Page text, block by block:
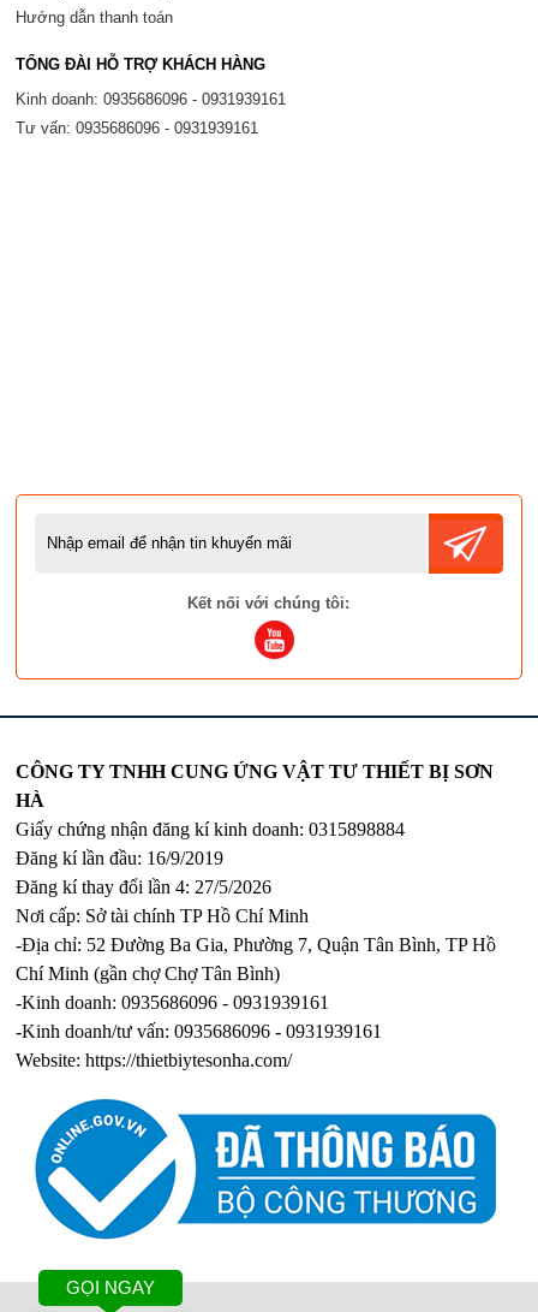
Hướng dẫn thanh toán
TỔNG ĐÀI HỖ TRỢ KHÁCH HÀNG
Kinh doanh: 0935686096 - 0931939161
Tư vấn: 0935686096 - 0931939161
Kết nối với chúng tôi:
CÔNG TY TNHH CUNG ỨNG VẬT TƯ THIẾT BỊ SƠN
HÀ
Giấy chứng nhận đăng kí kinh doanh: 0315898884
Đăng kí lần đầu: 16/9/2019
Đăng kí thay đổi lần 4: 27/5/2026
Nơi cấp: Sở tài chính TP Hồ Chí Minh
-Địa chỉ: 52 Đường Ba Gia, Phường 7, Quận Tân Bình, TP Hồ
Chí Minh (gần chợ Chợ Tân Bình)
-Kinh doanh: 0935686096 - 0931939161
-Kinh doanh/tư vấn: 0935686096 - 0931939161
Website:https://thietbiytesonha.com/
GỌI NGAY